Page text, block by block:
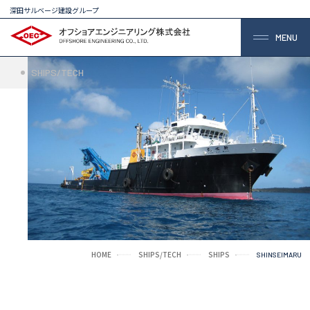
深田サルベージ建設グループ
MENU
SHIPS/TECH
HOME SHIPS/TECH SHIPS SHINSEIMARU